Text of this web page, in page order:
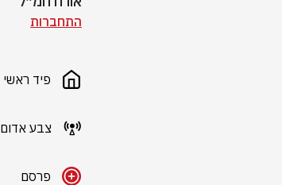
התחברות
פיד ראשי
צבע אדום
פרסם